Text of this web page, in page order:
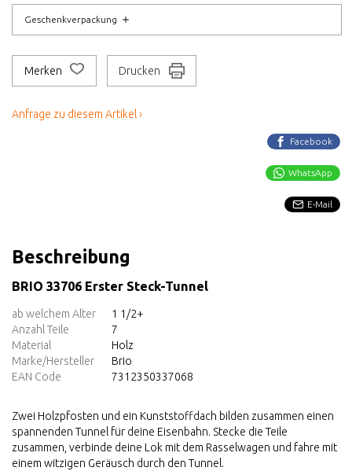
Geschenkverpackung
Merken Drucken
Anfrage zu diesem Artikel ›
Facebook
WhatsApp
E-Mail
Beschreibung
BRIO 33706 Erster Steck-Tunnel
ab welchem Alter
1 1/2+
Anzahl Teile
7
Material
Holz
Marke/Hersteller
Brio
EAN Code
7312350337068
Zwei Holzpfosten und ein Kunststoffdach bilden zusammen einen
spannenden Tunnel für deine Eisenbahn. Stecke die Teile
zusammen, verbinde deine Lok mit dem Rasselwagen und fahre mit
einem witzigen Geräusch durch den Tunnel.